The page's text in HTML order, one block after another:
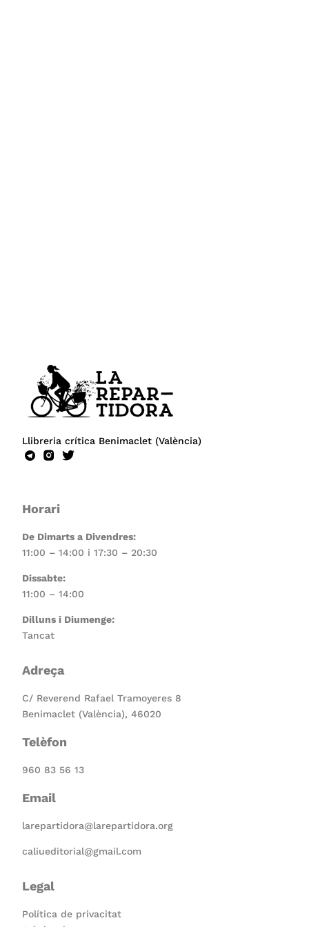
Llibreria crítica Benimaclet (València)
Horari
De Dimarts a Divendres:
11:00 – 14:00 i 17:30 – 20:30
Dissabte:
11:00 – 14:00
Dilluns i Diumenge:
Tancat
Adreça
C/ Reverend Rafael Tramoyeres 8
Benimaclet (València), 46020
Telèfon
960 83 56 13
Email
larepartidora@larepartidora.org
caliueditorial@gmail.com
Legal
Política de privacitat